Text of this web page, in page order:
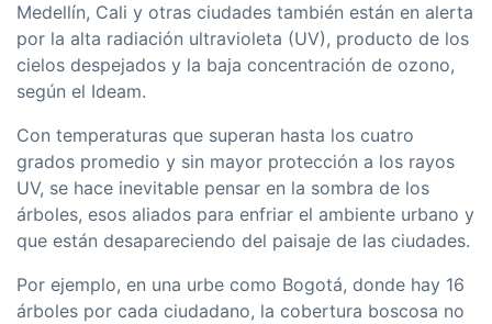
Medellín, Cali y otras ciudades también están en alerta
por la alta radiación ultravioleta (UV), producto de los
cielos despejados y la baja concentración de ozono,
según el Ideam.
Con temperaturas que superan hasta los cuatro
grados promedio y sin mayor protección a los rayos
UV, se hace inevitable pensar en la sombra de los
árboles, esos aliados para enfriar el ambiente urbano y
que están desapareciendo del paisaje de las ciudades.
Por ejemplo, en una urbe como Bogotá, donde hay 16
árboles por cada ciudadano, la cobertura boscosa no